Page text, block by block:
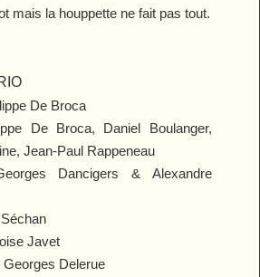
mais la houppette ne fait pas tout.
De Broca
De Broca, Daniel Boulanger,
Jean-Paul Rappeneau
Dancigers & Alexandre
Javet
Georges Delerue